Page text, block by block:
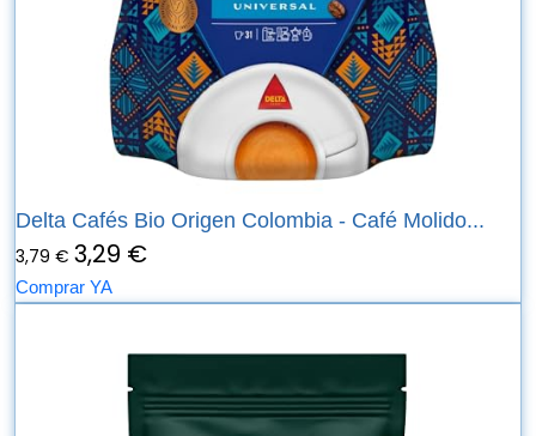
Delta Cafés Bio Origen Colombia - Café Molido...
3,79 € 3,29 €
Comprar YA